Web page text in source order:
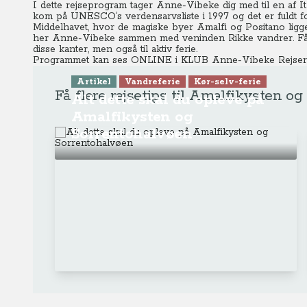
I dette rejseprogram tager Anne-Vibeke dig med til en af
kom på UNESCO’s verdensarvsliste i 1997 og det er fuldt
Middelhavet, hvor de magiske byer Amalfi og Positano
her Anne-Vibeke sammen med veninden Rikke vandrer.
disse kanter, men også til aktiv ferie.
Programmet kan ses ONLINEi KLUB Anne-Vibeke
Få flere rejsetips til Amalfikysten og
Artikel Vandreferie Kør-selv-ferie
Alt dette skal du opleve på
Sorrentohalvøen